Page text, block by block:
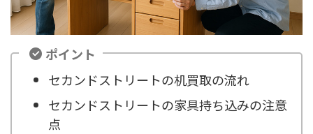
ポイント
セカンドストリートの机買取の流れ
セカンドストリートの家具持ち込みの注意
点